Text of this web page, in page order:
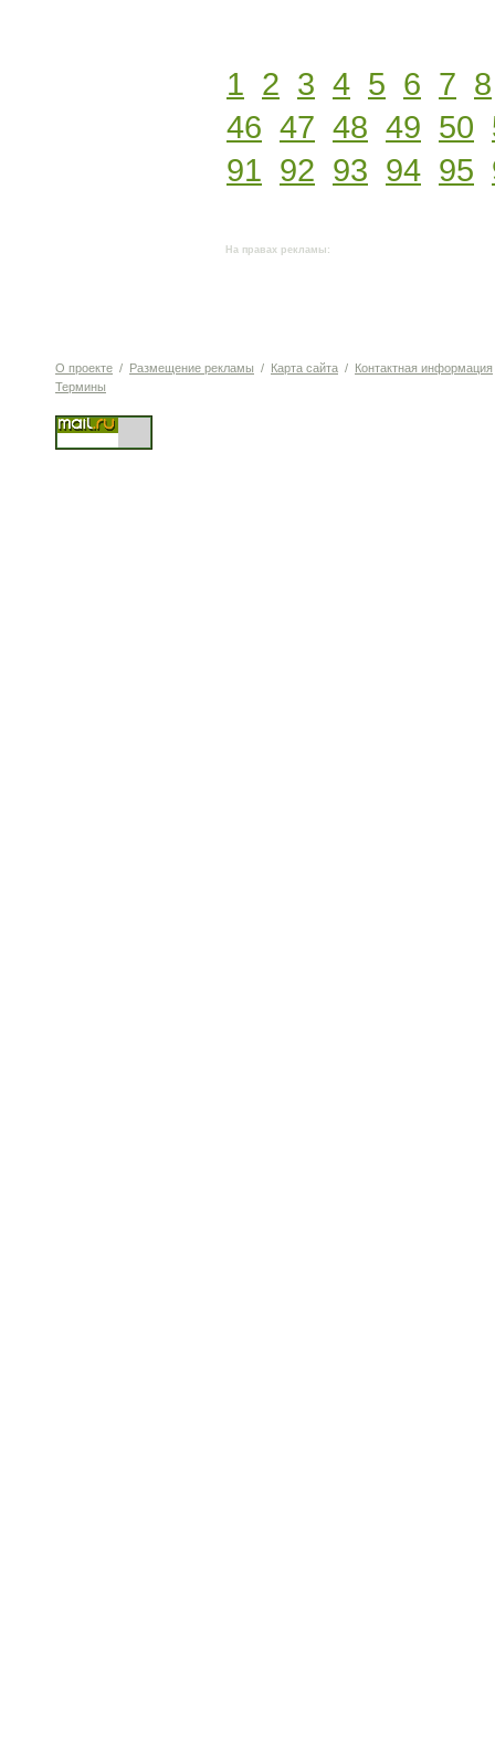
1 2 3 4 5 6 7 8
46 47 48 49 50
91 92 93 94 95
На правах рекламы:
О проекте / Размещение рекламы / Карта сайта / Контактная информация
Термины